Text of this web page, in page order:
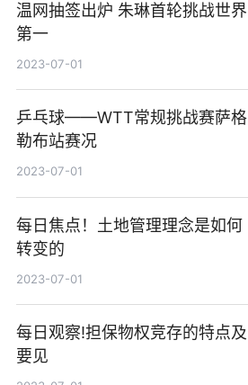
温网抽签出炉 朱琳首轮挑战世界
第一
2023-07-01
乒乓球——WTT常规挑战赛萨格
勒布站赛况
2023-07-01
每日焦点！土地管理理念是如何
转变的
2023-07-01
每日观察!担保物权竞存的特点及
要见